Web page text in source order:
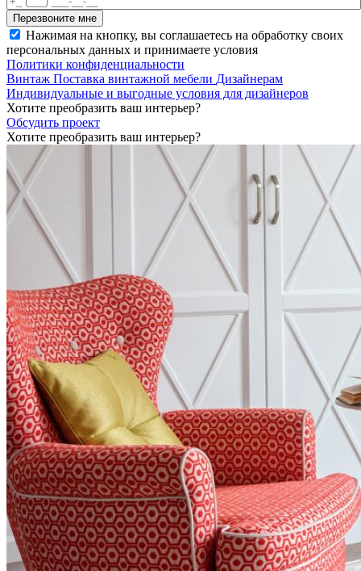
Нажимая на кнопку, вы соглашаетесь на обработку своих
персональных данных и принимаете условия
Политики конфиденциальности
Винтаж Поставка винтажной мебели Дизайнерам
Индивидуальные и выгодные условия для дизайнеров
Хотите преобразить ваш интерьер?
Обсудить проект
Хотите преобразить ваш интерьер?